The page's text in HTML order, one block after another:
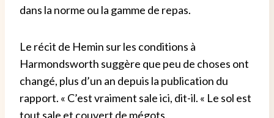
dans la norme ou la gamme de repas.
Le récit de Hemin sur les conditions à
Harmondsworth suggère que peu de choses ont
changé, plus d’un an depuis la publication du
rapport. « C’est vraiment sale ici, dit-il. « Le sol est
tout sale et couvert de mégots.